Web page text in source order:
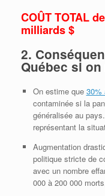
COÛT TOTAL
milliards $
2.
Québec si
On estime que 30%
contaminée si la
généralisée au
représentant la
Augmentation
politique stricte de
avec un nombre
000 à 200 000